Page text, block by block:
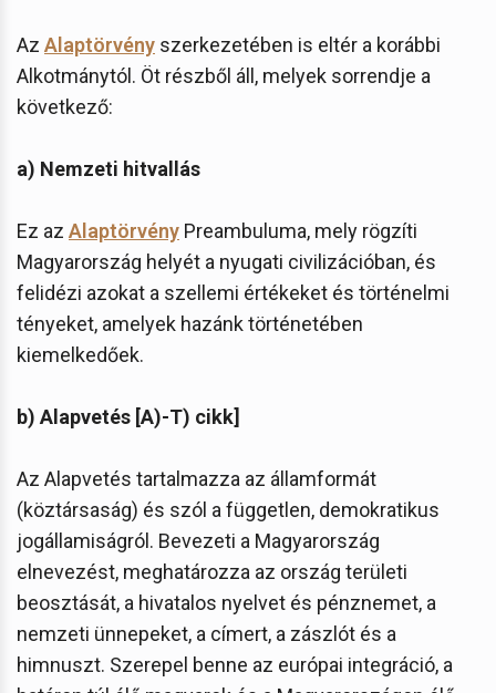
Az Alaptörvény szerkezetében is eltér a korábbi
Alkotmánytól. Öt részből áll, melyek sorrendje a
következő:
a) Nemzeti hitvallás
Ez az Alaptörvény Preambuluma, mely rögzíti
Magyarország helyét a nyugati civilizációban, és
felidézi azokat a szellemi értékeket és történelmi
tényeket, amelyek hazánk történetében
kiemelkedőek.
b) Alapvetés [A)-T) cikk]
Az Alapvetés tartalmazza az államformát
(köztársaság) és szól a független, demokratikus
jogállamiságról. Bevezeti a Magyarország
elnevezést, meghatározza az ország területi
beosztását, a hivatalos nyelvet és pénznemet, a
nemzeti ünnepeket, a címert, a zászlót és a
himnuszt. Szerepel benne az európai integráció, a